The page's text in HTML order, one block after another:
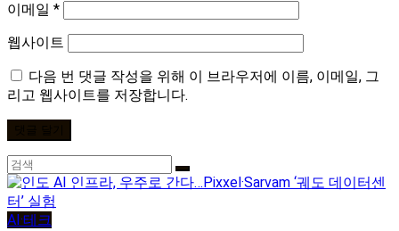
이메일 *
웹사이트
다음 번 댓글 작성을 위해 이 브라우저에 이름, 이메일, 그
리고 웹사이트를 저장합니다.
AI·테크